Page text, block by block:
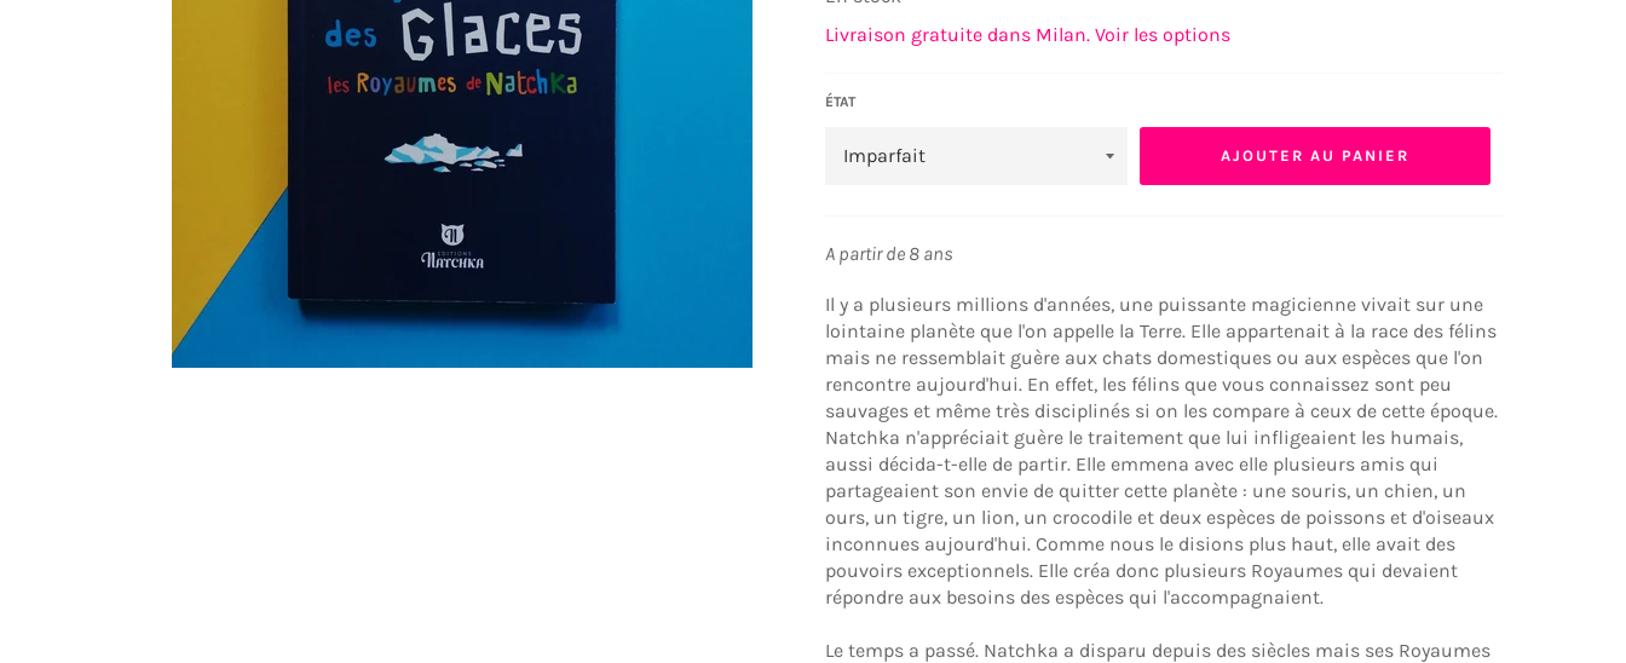
Livraison gratuite dans Milan. Voir les options
ÉTAT
AJOUTER AU PANIER
A partir de 8 ans
Il y a plusieurs millions d'années, une puissante magicienne vivait sur une
lointaine planète que l'on appelle la Terre. Elle appartenait à la race des félins
mais ne ressemblait guère aux chats domestiques ou aux espèces que l'on
rencontre aujourd'hui. En effet, les félins que vous connaissez sont peu
sauvages et même très disciplinés si on les compare à ceux de cette époque.
Natchka n'appréciait guère le traitement que lui infligeaient les humais,
aussi décida-t-elle de partir. Elle emmena avec elle plusieurs amis qui
partageaient son envie de quitter cette planète : une souris, un chien, un
ours, un tigre, un lion, un crocodile et deux espèces de poissons et d'oiseaux
inconnues aujourd'hui. Comme nous le disions plus haut, elle avait des
pouvoirs exceptionnels. Elle créa donc plusieurs Royaumes qui devaient
répondre aux besoins des espèces qui l'accompagnaient.
Le temps a passé. Natchka a disparu depuis des siècles mais ses Royaumes